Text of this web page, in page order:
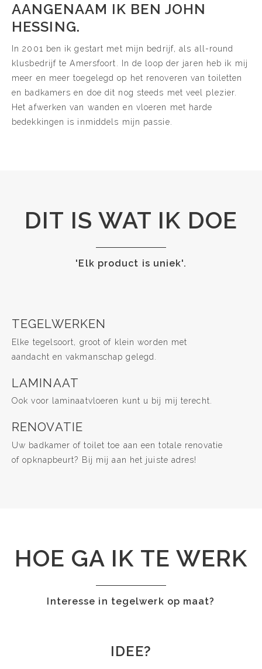
AANGENAAM IK BEN JOHN
HESSING.
In 2001 ben ik gestart met mijn bedrijf, als all-round
klusbedrijf te Amersfoort. In de loop der jaren heb ik mij
meer en meer toegelegd op het renoveren van toiletten
en badkamers en doe dit nog steeds met veel plezier.
Het afwerken van wanden en vloeren met harde
bedekkingen is inmiddels mijn passie.
DIT IS WAT IK DOE
'Elk product is uniek'.
TEGELWERKEN
Elke tegelsoort, groot of klein worden met
aandacht en vakmanschap gelegd.
LAMINAAT
Ook voor laminaatvloeren kunt u bij mij terecht.
RENOVATIE
Uw badkamer of toilet toe aan een totale renovatie
of opknapbeurt? Bij mij aan het juiste adres!
HOE GA IK TE WERK
Interesse in tegelwerk op maat?
IDEE?